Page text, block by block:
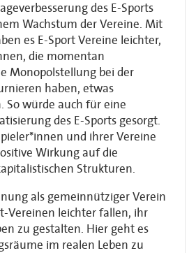
des E-Sports
Wachstum der Vereine. Mit
es E-Sport Vereine leichter,
die momentan
Monopolstellung bei der
haben, etwas
So würde auch für eine
des E-Sports gesorgt.
und ihrer Vereine
Wirkung auf die
Strukturen.
als gemeinnütziger Verein
Vereinen leichter fallen, ihr
zu gestalten. Hier geht es
im realen Leben zu